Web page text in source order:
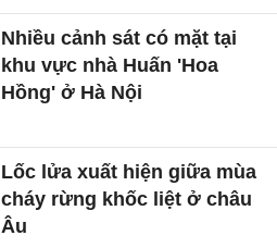
Nhiều cảnh sát có mặt tại
khu vực nhà Huấn 'Hoa
Hồng' ở Hà Nội
Lốc lửa xuất hiện giữa mùa
cháy rừng khốc liệt ở châu
Âu